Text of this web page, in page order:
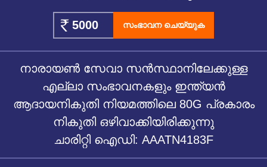
സംഭാവന ചെയ്യുക
നാരായൺ സേവാ സൻസ്ഥാനിലേക്കുള്ള
എല്ലാ സംഭാവനകളും ഇന്ത്യൻ
ആദായനികുതി നിയമത്തിലെ 80G പ്രകാരം
നികുതി ഒഴിവാക്കിയിരിക്കുന്നു
ചാരിറ്റി ഐഡി: AAATN4183F